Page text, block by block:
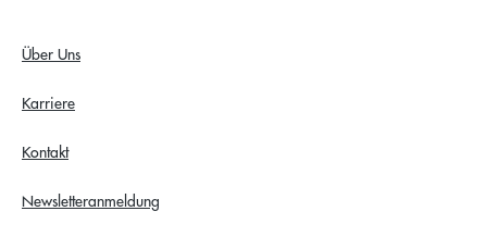
Über Uns
Karriere
Kontakt
Newsletteranmeldung